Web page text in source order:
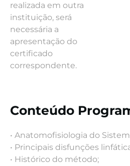
realizada em outra
instituição, será
necessária a
apresentação do
certificado
correspondente.
Conteúdo
• Anatomofisiologia do
• Principais disfunções
• Histórico do método;